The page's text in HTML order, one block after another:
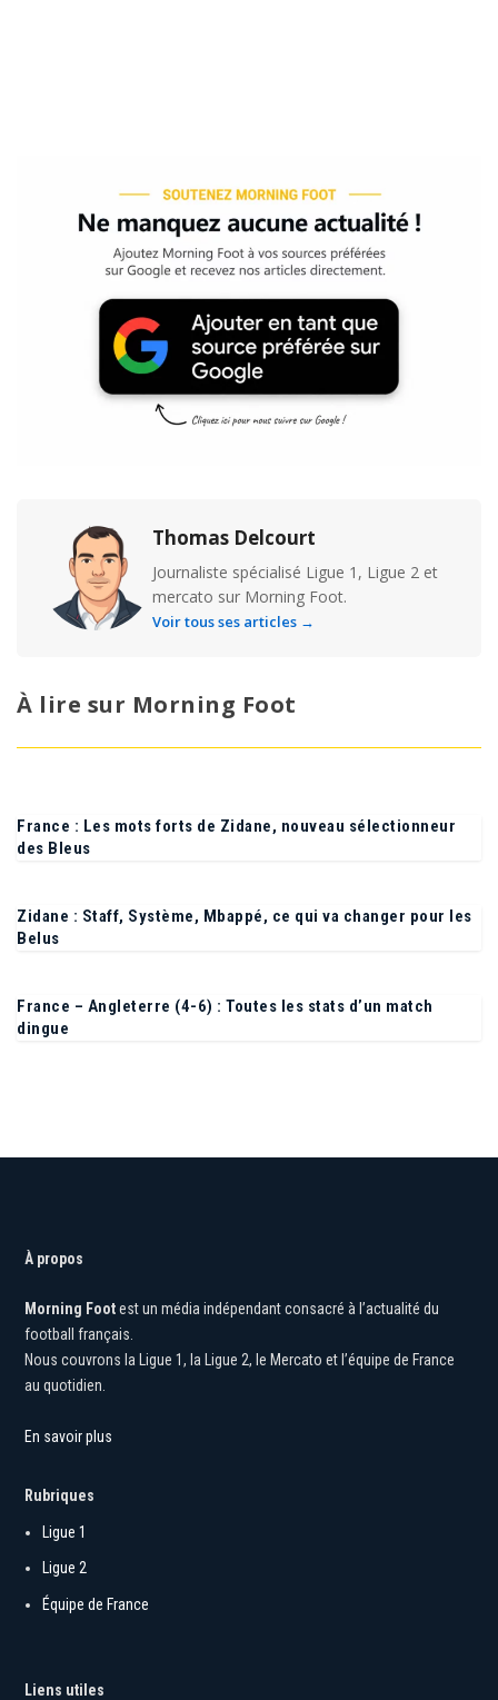
Thomas Delcourt
Journaliste spécialisé Ligue 1, Ligue 2 et
mercato sur Morning Foot.
Voir tous ses articles →
À lire sur Morning Foot
France : Les mots forts de Zidane, nouveau sélectionneur
des Bleus
Zidane : Staff, Système, Mbappé, ce qui va changer pour les
Belus
France – Angleterre (4-6) : Toutes les stats d’un match
dingue
À propos
Morning Footest un média indépendant consacré à l’actualité du
football français.
Nous couvrons la Ligue 1, la Ligue 2, le Mercato et l’équipe de France
au quotidien.
En savoir plus
Rubriques
Ligue 1
Ligue 2
Équipe de France
Liens utiles